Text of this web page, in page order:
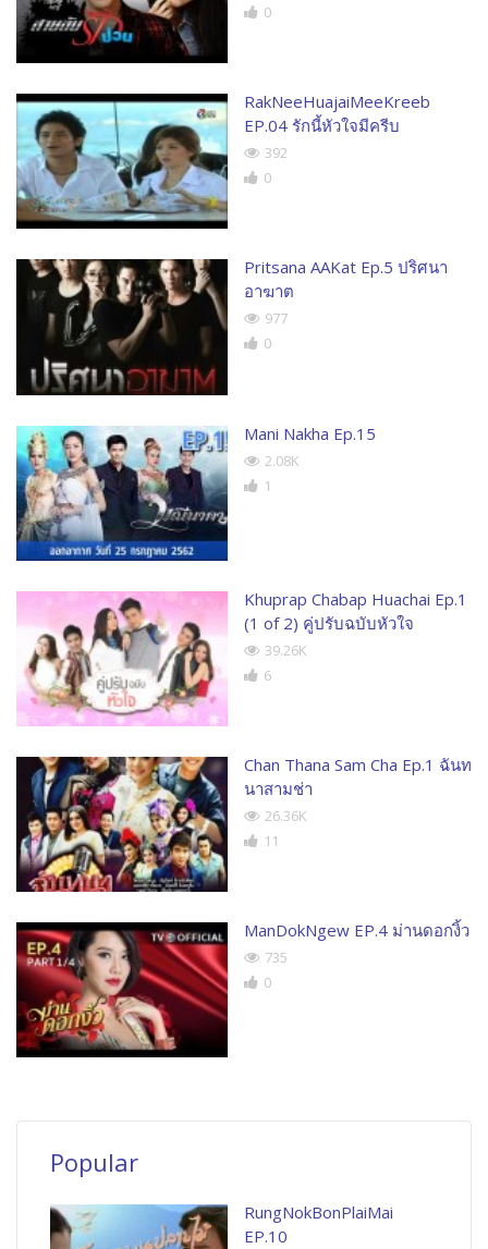
0
RakNeeHuajaiMeeKreeb
EP.04 รักนี้หัวใจมีครีบ
392
0
Pritsana AAKat Ep.5 ปริศนา
อาฆาต
977
0
Mani Nakha Ep.15
2.08K
1
Khuprap Chabap Huachai Ep.1
(1 of 2) คู่ปรับฉบับหัวใจ
39.26K
6
Chan Thana Sam Cha Ep.1 ฉันท
นาสามช่า
26.36K
11
ManDokNgew EP.4 ม่านดอกงิ้ว
735
0
Popular
RungNokBonPlaiMai
EP.10